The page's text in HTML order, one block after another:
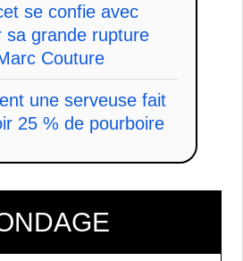
se confie avec
sa grande rupture
Couture
une serveuse fait
25 % de pourboire